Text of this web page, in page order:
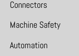
Connectors
Machine Safety
Automation